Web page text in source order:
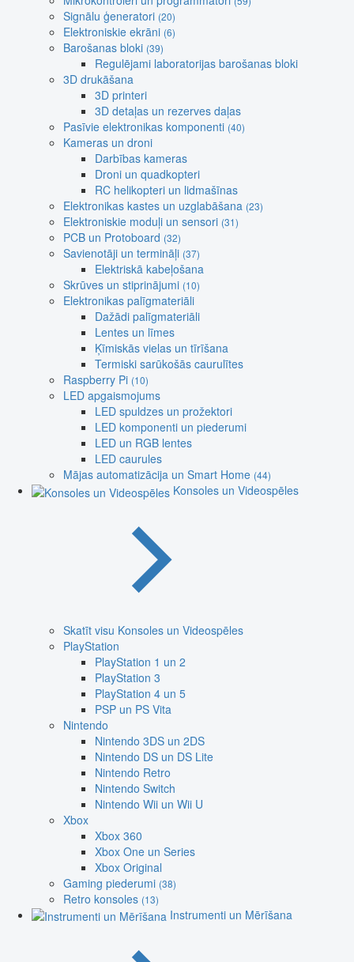
Signālu ģeneratori (20)
Elektroniskie ekrāni (6)
Barošanas bloki (39)
Regulējami laboratorijas barošanas bloki
3D drukāšana
3D printeri
3D detaļas un rezerves daļas
Pasīvie elektronikas komponenti (40)
Kameras un droni
Darbības kameras
Droni un quadkopteri
RC helikopteri un lidmašīnas
Elektronikas kastes un uzglabāšana (23)
Elektroniskie moduļi un sensori (31)
PCB un Protoboard (32)
Savienotāji un termināļi (37)
Elektriskā kabeļošana
Skrūves un stiprinājumi (10)
Elektronikas palīgmateriāli
Dažādi palīgmateriāli
Lentes un līmes
Ķīmiskās vielas un tīrīšana
Termiski sarūkošās caurulītes
Raspberry Pi (10)
LED apgaismojums
LED spuldzes un prožektori
LED komponenti un piederumi
LED un RGB lentes
LED caurules
Mājas automatizācija un Smart Home (44)
Konsoles un Videospēles
Skatīt visu Konsoles un Videospēles
PlayStation
PlayStation 1 un 2
PlayStation 3
PlayStation 4 un 5
PSP un PS Vita
Nintendo
Nintendo 3DS un 2DS
Nintendo DS un DS Lite
Nintendo Retro
Nintendo Switch
Nintendo Wii un Wii U
Xbox
Xbox 360
Xbox One un Series
Xbox Original
Gaming piederumi (38)
Retro konsoles (13)
Instrumenti un Mērīšana